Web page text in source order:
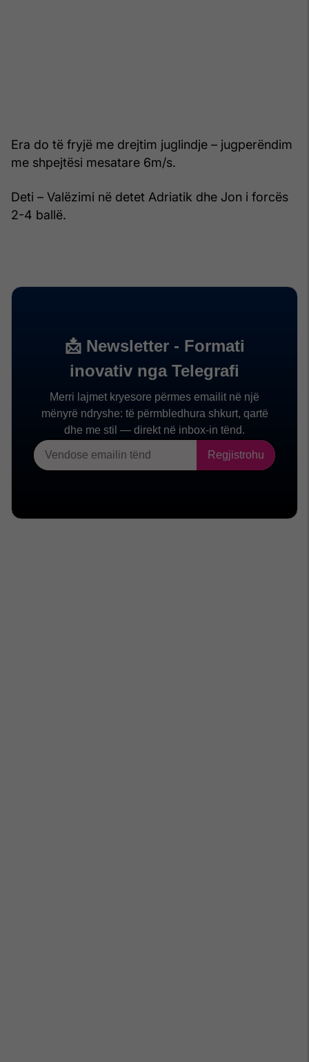
Era do të fryjë me drejtim juglindje – jugperëndim
me shpejtësi mesatare 6m/s.
Deti – Valëzimi në detet Adriatik dhe Jon i forcës
2-4 ballë.